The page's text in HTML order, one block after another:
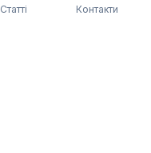
Статті Контакти